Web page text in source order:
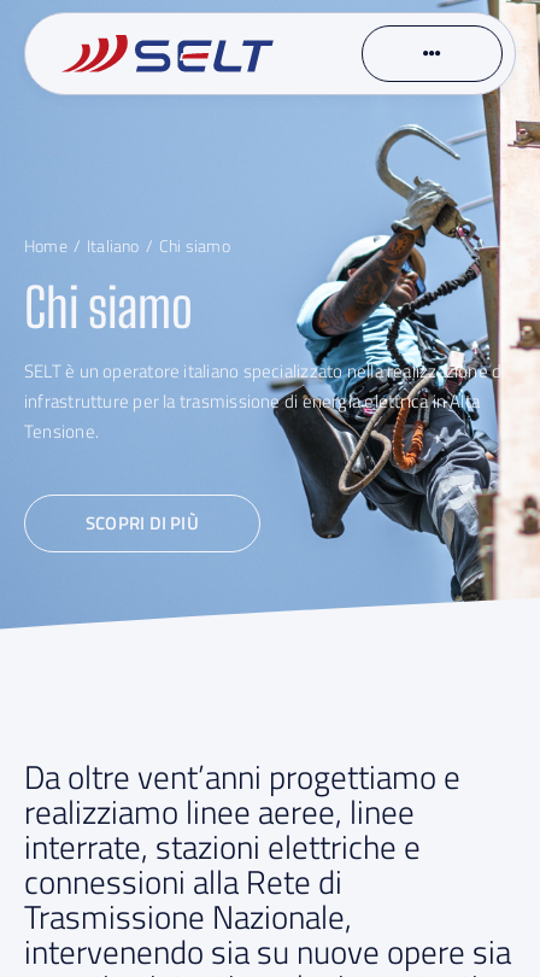
content
Home Italiano Chi siamo
Chi siamo
SELT è un operatore italiano specializzato nella realizzazione di
infrastrutture per la trasmissione di energia elettrica in Alta
Tensione.
SCOPRI DI PIÙ
Da oltre vent’anni progettiamo e
realizziamo linee aeree, linee
interrate, stazioni elettriche e
connessioni alla Rete di
Trasmissione Nazionale,
intervenendo sia su nuove opere sia